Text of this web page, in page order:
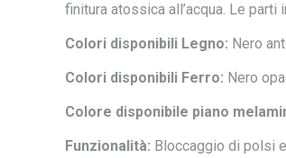
finitura atossica all’acqua. Le
Colori disponibili Legno: Nero
Colori disponibili Ferro: Nero
Colore disponibile piano
Funzionalità: Bloccaggio di polsi